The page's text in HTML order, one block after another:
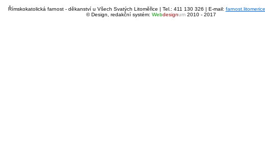
Římskokatolická farnost - děkanství u Všech Svatých Litoměřice | Tel.: 411 130 326 | E-mail:
© Design, redakční systém: Webdesignum2010 - 2017